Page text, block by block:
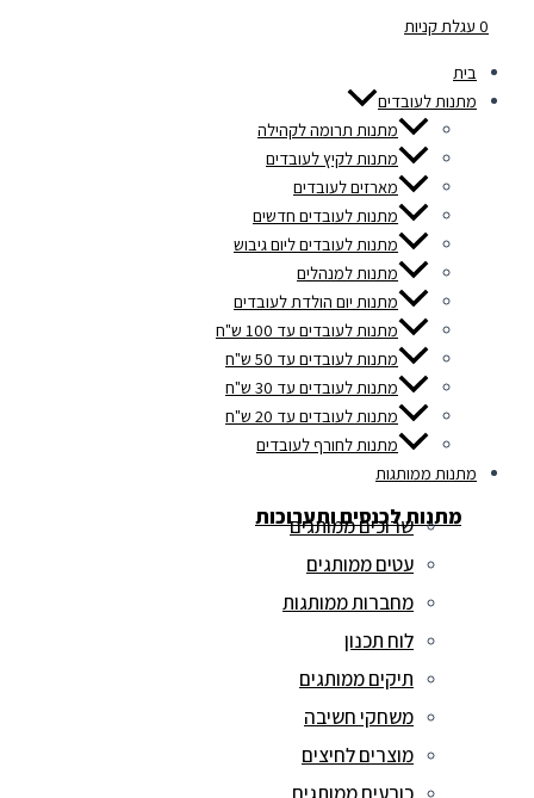
0 עגלת קניות
בית
מתנות לעובדים
מתנות תרומה לקהילה
מתנות לקיץ לעובדים
מארזים לעובדים
מתנות לעובדים חדשים
מתנות לעובדים ליום גיבוש
מתנות למנהלים
מתנות יום הולדת לעובדים
מתנות לעובדים עד 100 ש"ח
מתנות לעובדים עד 50 ש"ח
מתנות לעובדים עד 30 ש"ח
מתנות לעובדים עד 20 ש"ח
מתנות לחורף לעובדים
מתנות ממותגות
מתנות לכנסים ותערוכות
שרוכים ממותגים
עטים ממותגים
מחברות ממותגות
לוח תכנון
תיקים ממותגים
משחקי חשיבה
מוצרים לחיצים